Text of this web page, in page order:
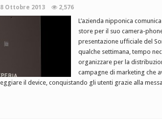
Ottobre 2013 2,576
L’azienda nipponica
store per il suo camera-
presentazione ufficiale del
qualche settimana, tempo
organizzare per la
campagne di marketing che
il device, conquistando gli utenti grazie alla